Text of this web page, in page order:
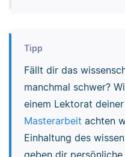
Tipp
Fällt dir das
manchmal schwer?
einem Lektorat deiner
Masterarbeit achten
Einhaltung des